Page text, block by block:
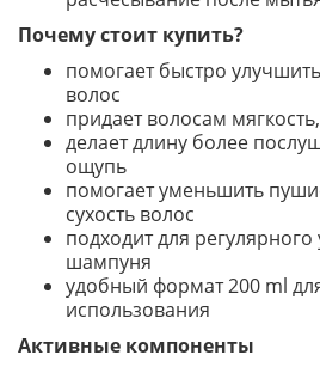
Почему стоит купить?
помогает быстро
волос
придает волосам
делает длину более
ощупь
помогает уменьшить
сухость волос
подходит для регулярного
шампуня
удобный формат 200 ml
использования
Активные компоненты